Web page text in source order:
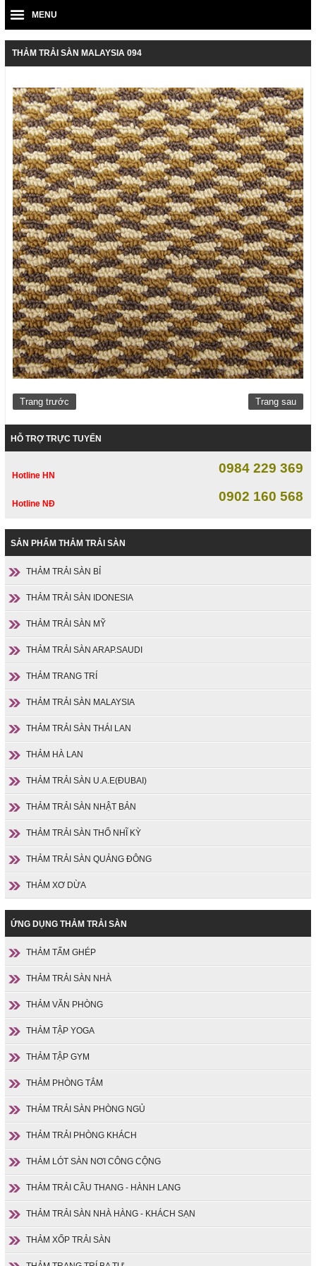
MENU
THẢM TRẢI SÀN MALAYSIA 094
Trang trước Trang sau
HỖ TRỢ TRỰC TUYẾN
Hotline HN 0984 229 369
Hotline NĐ 0902 160 568
SẢN PHẨM THẢM TRẢI SÀN
THẢM TRẢI SÀN BỈ
THẢM TRẢI SÀN IDONESIA
THẢM TRẢI SÀN MỸ
THẢM TRẢI SÀN ARAP.SAUDI
THẢM TRANG TRÍ
THẢM TRẢI SÀN MALAYSIA
THẢM TRẢI SÀN THÁI LAN
THẢM HÀ LAN
THẢM TRẢI SÀN U.A.E(ĐUBAI)
THẢM TRẢI SÀN NHẬT BẢN
THẢM TRẢI SÀN THỔ NHĨ KỲ
THẢM TRẢI SÀN QUẢNG ĐÔNG
THẢM XƠ DỪA
ỨNG DỤNG THẢM TRẢI SÀN
THẢM TẤM GHÉP
THẢM TRẢI SÀN NHÀ
THẢM VĂN PHÒNG
THẢM TẬP YOGA
THẢM TẬP GYM
THẢM PHÒNG TẮM
THẢM TRẢI SÀN PHÒNG NGỦ
THẢM TRẢI PHÒNG KHÁCH
THẢM LÓT SÀN NƠI CÔNG CỘNG
THẢM TRẢI CẦU THANG - HÀNH LANG
THẢM TRẢI SÀN NHÀ HÀNG - KHÁCH SẠN
THẢM XỐP TRẢI SÀN